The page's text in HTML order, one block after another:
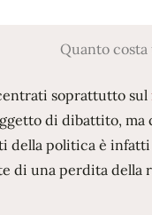
Quanto
soprattutto sul
di dibattito,
politica è
di una perdita della